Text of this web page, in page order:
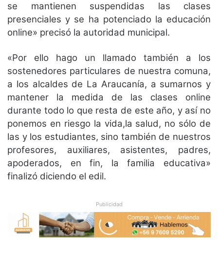
se mantienen suspendidas las clases
presenciales y se ha potenciado la educación
online» precisó la autoridad municipal.
«Por ello hago un llamado también a los
sostenedores particulares de nuestra comuna,
a los alcaldes de La Araucanía, a sumarnos y
mantener la medida de las clases online
durante todo lo que resta de este año, y así no
ponemos en riesgo la vida,la salud, no sólo de
las y los estudiantes, sino también de nuestros
profesores, auxiliares, asistentes, padres,
apoderados, en fin, la familia educativa»
finalizó diciendo el edil.
Publicidad